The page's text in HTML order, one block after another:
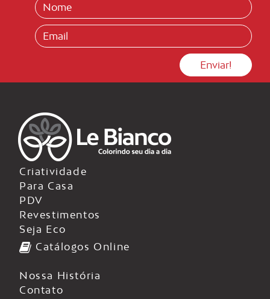
Criatividade
Para Casa
PDV
Revestimentos
Seja Eco
Catálogos Online
Nossa História
Contato